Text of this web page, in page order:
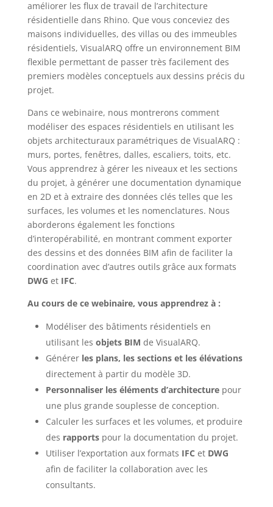
améliorer les flux de travail de l’architecture
résidentielle dans Rhino. Que vous conceviez des
maisons individuelles, des villas ou des immeubles
résidentiels, VisualARQ offre un environnement BIM
flexible permettant de passer très facilement des
premiers modèles conceptuels aux dessins précis du
projet.
Dans ce webinaire, nous montrerons comment
modéliser des espaces résidentiels en utilisant les
objets architecturaux paramétriques de VisualARQ :
murs, portes, fenêtres, dalles, escaliers, toits, etc.
Vous apprendrez à gérer les niveaux et les sections
du projet, à générer une documentation dynamique
en 2D et à extraire des données clés telles que les
surfaces, les volumes et les nomenclatures. Nous
aborderons également les fonctions
d’interopérabilité, en montrant comment exporter
des dessins et des données BIM afin de faciliter la
coordination avec d’autres outils grâce aux formats
DWG et IFC.
Au cours de ce webinaire, vous apprendrez à :
Modéliser des bâtiments résidentiels en
utilisant les objets BIM de VisualARQ.
Générer les plans, les sections et les élévations
directement à partir du modèle 3D.
Personnaliser les éléments d’architecturepour
une plus grande souplesse de conception.
Calculer les surfaces et les volumes, et produire
des rapportspour la documentation du projet.
Utiliser l’exportation aux formats IFC et DWG
afin de faciliter la collaboration avec les
consultants.